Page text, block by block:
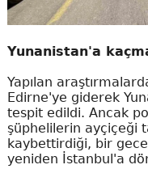
Yunanistan'a
Yapılan
Edirne'ye giderek
tespit edildi. Ancak
şüphelilerin ayçiçeği
kaybettirdiği, bir
yeniden İstanbul'a